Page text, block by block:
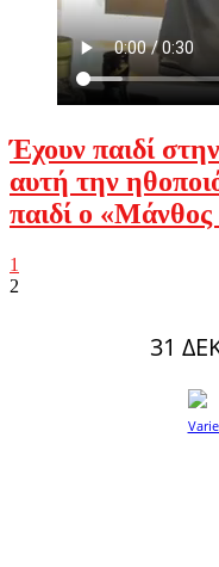
Έχουν παιδί
αυτή την
παιδί ο
1
2
31